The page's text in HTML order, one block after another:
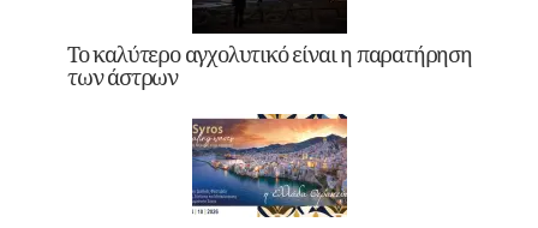
Το καλύτερο αγχολυτικό είναι η παρατήρηση
των άστρων